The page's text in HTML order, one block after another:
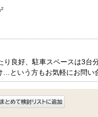
良好、駐車スペースは3台
という方もお気軽にお問い